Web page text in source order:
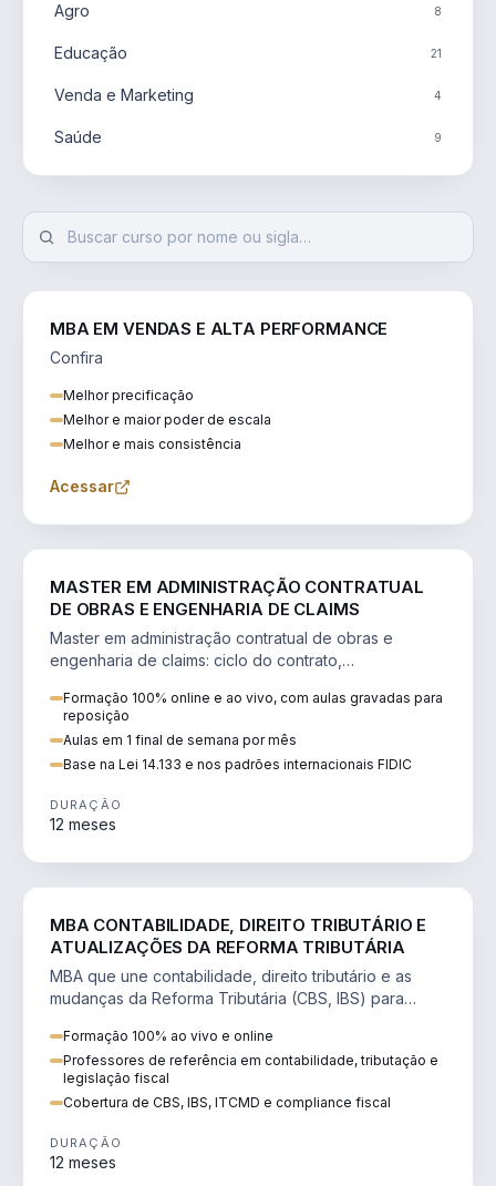
Agro 8
Educação 21
Venda e Marketing 4
Saúde 9
MBA EM VENDAS E ALTA PERFORMANCE
Confira
Melhor precificação
Melhor e maior poder de escala
Melhor e mais consistência
Acessar
MASTER EM ADMINISTRAÇÃO CONTRATUAL
DE OBRAS E ENGENHARIA DE CLAIMS
Master em administração contratual de obras e
engenharia de claims: ciclo do contrato,
Formação 100% online e ao vivo, com aulas gravadas para
reposição
Aulas em 1 final de semana por mês
Base na Lei 14.133 e nos padrões internacionais FIDIC
DURAÇÃO
12 meses
MBA CONTABILIDADE, DIREITO TRIBUTÁRIO E
ATUALIZAÇÕES DA REFORMA TRIBUTÁRIA
MBA que une contabilidade, direito tributário e as
mudanças da Reforma Tributária (CBS, IBS) para
Formação 100% ao vivo e online
Professores de referência em contabilidade, tributação e
legislação fiscal
Cobertura de CBS, IBS, ITCMD e compliance fiscal
DURAÇÃO
12 meses